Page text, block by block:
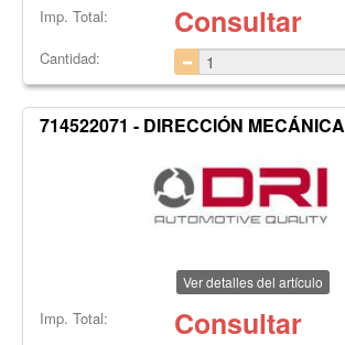
Imp. Total: Consultar
Cantidad:
714522071 - DIRECCIÓN MECÁNICA
Ver detalles del artículo
Imp. Total: Consultar